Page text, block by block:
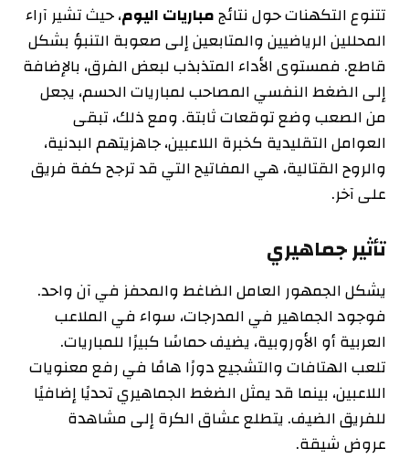
تتنوع التكهنات حول نتائجمباريات اليوم، حيث تشير آراء
المحللين الرياضيين والمتابعين إلى صعوبة التنبؤ بشكل
قاطع. فمستوى الأداء المتذبذب لبعض الفرق، بالإضافة
إلى الضغط النفسي المصاحب لمباريات الحسم، يجعل
من الصعب وضع توقعات ثابتة. ومع ذلك، تبقى
العوامل التقليدية كخبرة اللاعبين، جاهزيتهم البدنية،
والروح القتالية، هي المفاتيح التي قد ترجح كفة فريق
على آخر.
تأثير جماهيري
يشكل الجمهور العامل الضاغط والمحفز في آن واحد.
فوجود الجماهير في المدرجات، سواء في الملاعب
العربية أو الأوروبية، يضيف حماسًا كبيرًا للمباريات.
تلعب الهتافات والتشجيع دورًا هامًا في رفع معنويات
اللاعبين، بينما قد يمثل الضغط الجماهيري تحديًا إضافيًا
للفريق الضيف. يتطلع عشاق الكرة إلى مشاهدة
عروض شيقة.